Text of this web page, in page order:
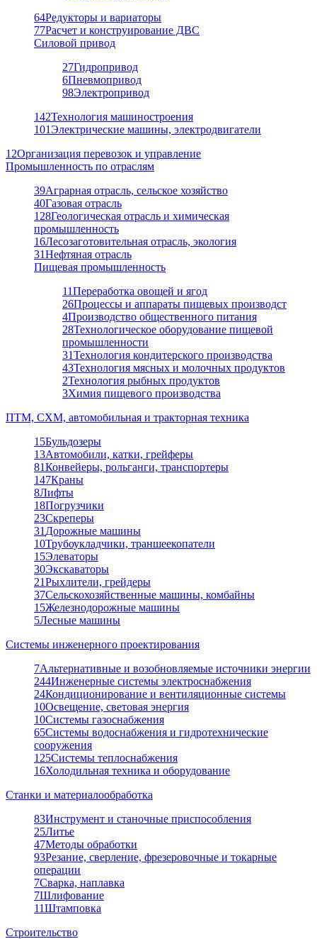
64Редукторы и вариаторы
77Расчет и конструирование ДВС
Силовой привод
27Гидропривод
6Пневмопривод
98Электропривод
142Технология машиностроения
101Электрические машины, электродвигатели
12Организация перевозок и управление
Промышленность по отраслям
39Аграрная отрасль, сельское хозяйство
40Газовая отрасль
128Геологическая отрасль и химическая
промышленность
16Лесозаготовительная отрасль, экология
31Нефтяная отрасль
Пищевая промышленность
11Переработка овощей и ягод
26Процессы и аппараты пищевых производст
4Производство общественного питания
28Технологическое оборудование пищевой
промышленности
31Технология кондитерского производства
43Технология мясных и молочных продуктов
2Технология рыбных продуктов
3Химия пищевого производства
ПТМ, СХМ, автомобильная и тракторная техника
15Бульдозеры
13Автомобили, катки, грейферы
81Конвейеры, рольганги, транспортеры
147Краны
8Лифты
18Погрузчики
23Скреперы
31 Дорожные машины
10Трубоукладчики, траншеекопатели
15Элеваторы
30Экскаваторы
21Рыхлители, грейдеры
37Сельскохозяйственные машины, комбайны
15Железнодорожные машины
5Лесные машины
Системы инженерного проектирования
7Альтернативные и возобновляемые источники энергии
244Инженерные системы электроснабжения
24Кондиционирование и вентиляционные системы
10Освещение, световая энергия
10Системы газоснабжения
65Системы водоснабжения и гидротехнические
сооружения
125Системы теплоснабжения
16Холодильная техника и оборудование
Станки и материалообработка
83Инструмент и станочные приспособления
25Литье
47Методы обработки
93Резание, сверление, фрезеровочные и токарные
операции
7Сварка, наплавка
7Шлифование
11Штамповка
Строительство